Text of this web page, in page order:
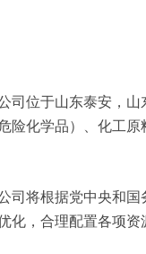
司位于山东泰安，
险化学品）、化工
司将根据党中央和
化，合理配置各项